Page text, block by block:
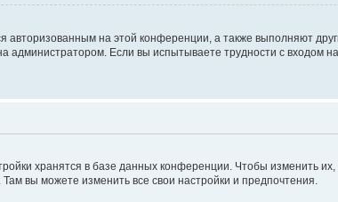
на этой конференции, а также выполняют
администратором. Если вы испытываете трудности с входом
хранятся в базе данных конференции. Чтобы изменить
. Там вы можете изменить все свои настройки и предпочтения.